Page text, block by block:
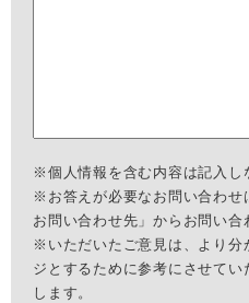
※個人情報を含む内容は記入し
※お答えが必要なお問い合わせ
お問い合わせ先」からお問い合
※いただいたご意見は、より分
ジとするために参考にさせて
します。